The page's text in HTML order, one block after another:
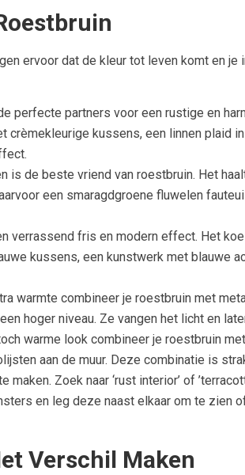
ervoor dat de kleur tot leven komt en
perfecte partners voor een rustige en
crèmekleurige kussens, een linnen
is de beste vriend van roestbruin. Het
een smaragdgroene fluwelen
verrassend fris en modern effect. Het
kussens, een kunstwerk met blauwe
warmte combineer je roestbruin met
hoger niveau. Ze vangen het licht en
warme look combineer je roestbruin
aan de muur. Deze combinatie is
Zoek naar ‘rust interior’ of
en leg deze naast elkaar om te zien
Verschil Maken